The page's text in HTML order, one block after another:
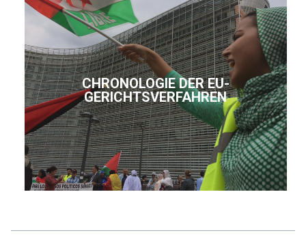
CHRONOLOGIE DER EU-
GERICHTSVERFAHREN